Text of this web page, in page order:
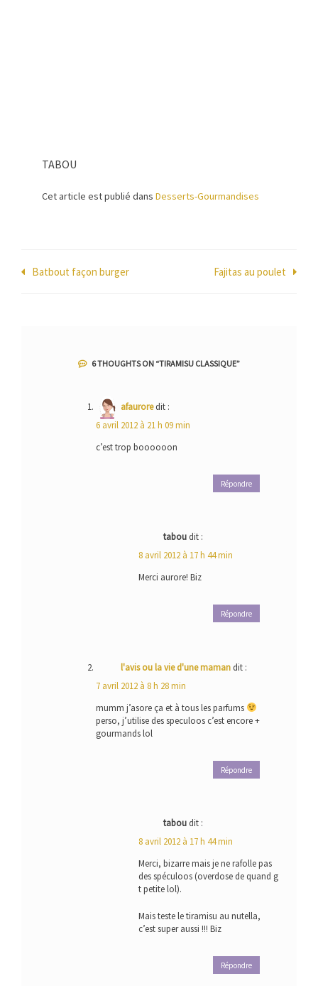
TABOU
Cet article est publié dans Desserts-Gourmandises
Navigation
Batbout façon burger Fajitas au poulet
6 THOUGHTS ON “TIRAMISU CLASSIQUE”
afaurore dit :
6 avril 2012 à 21 h 09 min
c’est trop boooooon
Répondre
tabou dit :
8 avril 2012 à 17 h 44 min
Merci aurore! Biz
Répondre
l'avis ou la vie d'une maman dit :
7 avril 2012 à 8 h 28 min
mumm j’asore ça et à tous les parfums
perso, j’utilise des speculoos c’est encore +
gourmands lol
Répondre
tabou dit :
8 avril 2012 à 17 h 44 min
Merci, bizarre mais je ne rafolle pas
des spéculoos (overdose de quand g
t petite lol).
Mais teste le tiramisu au nutella,
c’est super aussi !!! Biz
Répondre